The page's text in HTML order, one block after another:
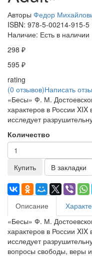
Авторы Федор
ISBN: 978-5-00214-915-5
Наличие: Есть в наличии
298 ₽
595 ₽
rating
(0 отзывов)Написать
«Бесы» Ф. М.
характеров в России XIX
исследует
Количество
Купить В закладки
Описание
«Бесы» Ф. М.
характеров в России XIX
исследует
вопросы свободы, веры и